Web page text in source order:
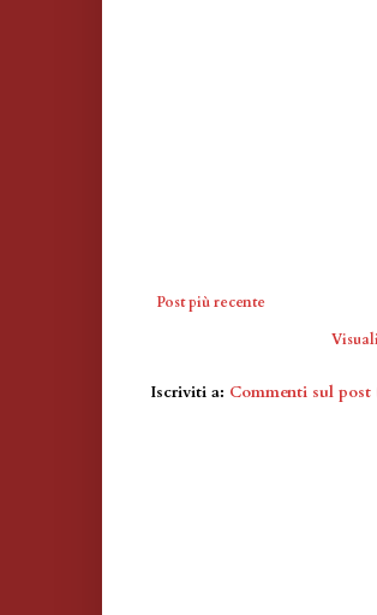
Post più recente
Iscriviti a: Commenti sul post